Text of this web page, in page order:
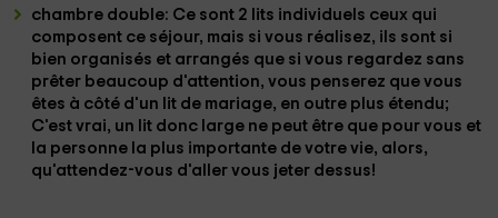
chambre double: Ce sont 2 lits individuels ceux qui
composent ce séjour, mais si vous réalisez, ils sont si
bien organisés et arrangés que si vous regardez sans
prêter beaucoup d'attention, vous penserez que vous
êtes à côté d'un lit de mariage, en outre plus étendu;
C'est vrai, un lit donc large ne peut être que pour vous et
la personne la plus importante de votre vie, alors,
qu'attendez-vous d'aller vous jeter dessus!